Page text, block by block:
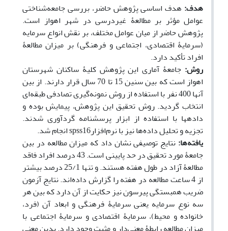
هدف: هدف اساسی پژوهش حاضر، بررسی جامعه‌شناختی
عوامل مؤثر بر مطالعۀ غیردرسی در شهر اهواز است.
پژوهش حاضر از میان عوامل مختلف، بر نقش انواع سرمایه
(سرمایۀ اقتصادی، اجتماعی و فرهنگی) بر میزان مطالعۀ
افراد تأکید دارد.
روش: جامعۀ آماری این پژوهش کلیۀ ساکنان شهرستان
اهواز است که بین سنین 15 تا 70 سال قرار دارند. از بین
آنها 400 نفر با استفاده از روش نمونه‌گیری تصادفی طبقه‌ای
انتخاب گردید. روش تحقیق این پژوهش، پیمایش بوده و
داده­ها با استفاده از ابزار پرسشنامه گردآوری شدند.
تجزیه و تحلیل داده‌ها نیز با نرم‌افزارspss16انجام شد.
یافته‌ها: نتایج توصیفی نشان داد که میزان مطالعه در بین
جامعۀ مورد تحقیق در حد پایینی است. 43 درصد افراد فاقد
مطالعۀ آزاد در طول هفته هستند. و تنها 25/1 درصد بیشتر
از 4 ساعت مطالعه در هفته را گزارش داده‌اند. نتایج آزمون
ضریب همبستگی پیرسون نیز حکایت از آن دارد که بین هر
سه نوع سرمایه­ یعنی سرمایۀ فرهنگی و ابعاد آن (فرد،
خانواده و محیط)، سرمایۀ اقتصادی و سرمایۀ اجتماعی با